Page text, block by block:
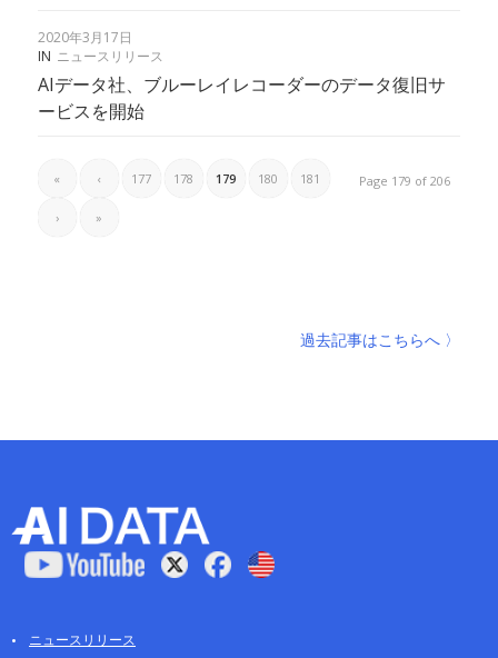
2020年3月17日
IN ニュースリリース
AIデータ社、ブルーレイレコーダーのデータ復旧サ
ービスを開始
Page 179 of 206
« ‹ 177 178 179 180 181
› »
過去記事はこちらへ 〉
ニュースリリース